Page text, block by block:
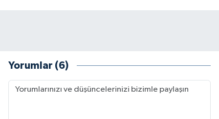
Yorumlar (6)